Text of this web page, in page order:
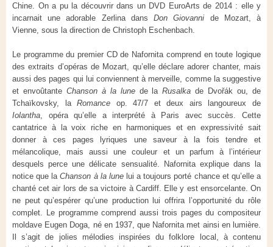
Chine. On a pu la découvrir dans un DVD EuroArts de 2014 : elle y
incarnait une adorable Zerlina dansDon Giovanni de Mozart, à
Vienne, sous la direction de Christoph Eschenbach.
Le programme du premier CD de Nafornita comprend en toute logique
des extraits d’opéras de Mozart, qu’elle déclare adorer chanter, mais
aussi des pages qui lui conviennent à merveille, comme la suggestive
et envoûtante Chanson à la lune de laRusalka de Dvořákou, de
Tchaïkovsky, laRomance op. 47/7 et deux airs langoureux de
Iolantha , opéra qu’elle a interprété à Paris avec succès. Cette
cantatrice à la voix riche en harmoniques et en expressivité sait
donner à ces pages lyriques une saveur à la fois tendre et
mélancolique, mais aussi une couleur et un parfum à l’intérieur
desquels perce une délicate sensualité. Nafornita explique dans la
notice que laChanson à la lunelui a toujours porté chance et qu’elle a
chanté cet air lors de sa victoire à Cardiff. Elle y est ensorcelante. On
ne peut qu’espérer qu’une production lui offrira l’opportunité du rôle
complet. Le programme comprend aussi trois pages du compositeur
moldave Eugen Doga, né en 1937, que Nafornita met ainsi en lumière.
Il s’agit de jolies mélodies inspirées du folklore local, à contenu